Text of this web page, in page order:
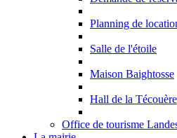
Planning de
Salle de l'étoile
Maison Baightosse
Hall de la Técouère
Office de tourisme